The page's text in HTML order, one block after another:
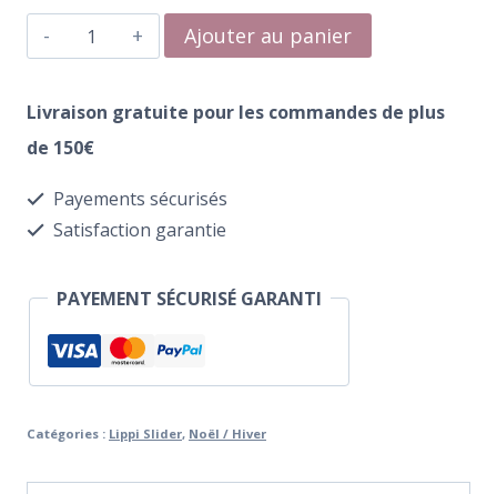
quantité
de
Water
Transfer
Boho
Ajouter au panier
Livraison gratuite pour les commandes de plus
de 150€
Payements sécurisés
Satisfaction garantie
PAYEMENT SÉCURISÉ GARANTI
Catégories : Lippi Slider, Noël / Hiver